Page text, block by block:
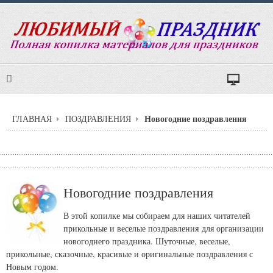
ГЛАВНАЯ ПОЗДРАВЛЕНИЯ Новогодние поздравления
Новогодние поздравления
В этой копилке мы собираем для наших читателей
прикольные и веселые поздравления для организации
новогоднего праздника. Шуточные, веселые,
прикольные, сказочные, красивые и оригинальные поздравления с
Новым годом.